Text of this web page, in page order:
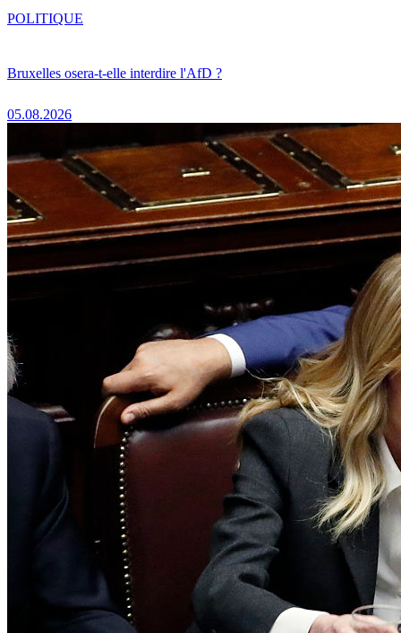
Bruxelles osera-t-elle interdire l'AfD ?
05.08.2026
POLITIQUE